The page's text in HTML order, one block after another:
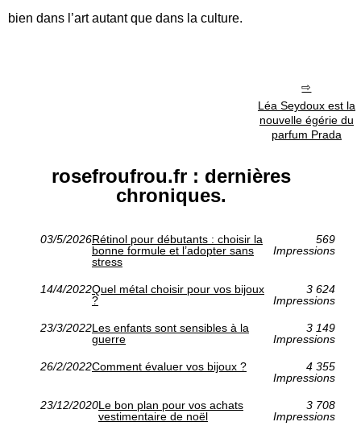
bien dans l’art autant que dans la culture.
Léa Seydoux est la
nouvelle égérie du
parfum Prada
rosefroufrou.fr : dernières
chroniques.
03/5/2026Rétinol pour débutants : choisir la
bonne formule et l’adopter sans
stress
569
Impressions
14/4/2022Quel métal choisir pour vos bijoux
?
3 624
Impressions
23/3/2022Les enfants sont sensibles à la
guerre
3 149
Impressions
26/2/2022Comment évaluer vos bijoux ?
4 355
Impressions
23/12/2020Le bon plan pour vos achats
vestimentaire de noël
3 708
Impressions